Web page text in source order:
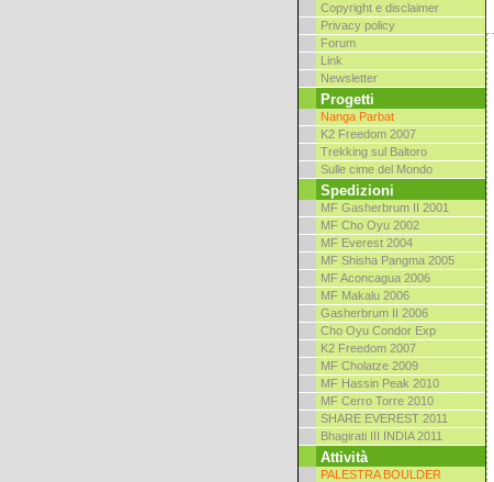
Copyright e disclaimer
Privacy policy
Forum
Link
Newsletter
Progetti
Nanga Parbat
K2 Freedom 2007
Trekking sul Baltoro
Sulle cime del Mondo
Spedizioni
MF Gasherbrum II 2001
MF Cho Oyu 2002
MF Everest 2004
MF Shisha Pangma 2005
MF Aconcagua 2006
MF Makalu 2006
Gasherbrum II 2006
Cho Oyu Condor Exp
K2 Freedom 2007
MF Cholatze 2009
MF Hassin Peak 2010
MF Cerro Torre 2010
SHARE EVEREST 2011
Bhagirati III INDIA 2011
Attività
PALESTRA BOULDER